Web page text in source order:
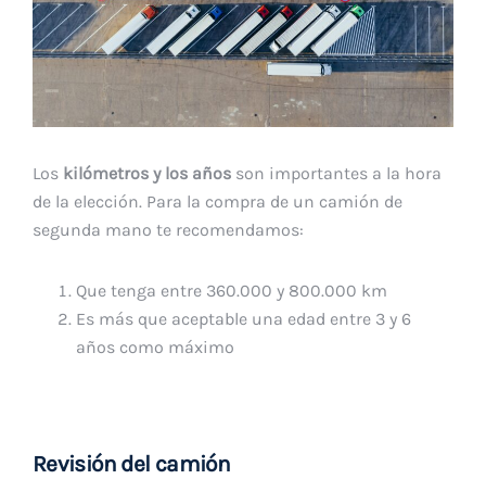
Los kilómetros y los años son importantes a la hora
de la elección. Para la compra de un camión de
segunda mano te recomendamos:
Que tenga entre 360.000 y 800.000 km
Es más que aceptable una edad entre 3 y 6
años como máximo
Revisión del camión